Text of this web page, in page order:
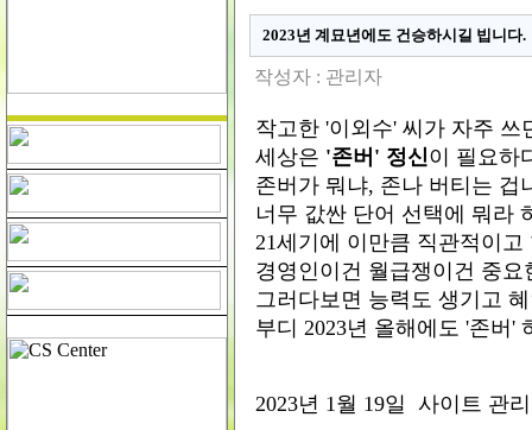
2023년 계묘년에도 건승하시길 빕니다.
작성자 : 관리자
작고한 '이외수' 씨가 자주 쓰
세상은 '존버' 정신이 필요하
존버가 뭐냐, 존나 버티는 겁
너무 값싼 단어 선택에 뭐라
21세기에 이만큼 직관적이
경영인이건 월급쟁이건 중
그러다보면 능력도 생기고
부디 2023년 올해에도 '존버'
2023년 1월 19일 사이트 관